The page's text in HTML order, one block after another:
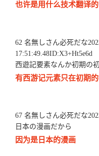
也许是用什么技术翻译的
62 名無しさん必死だな
17:51:49.48ID:X3+Ht5e6d
西遊記要素なんか初期の
有西游记元素只在初期
67 名無しさん必死だな
日本の漫画だから
因为是日本的漫画